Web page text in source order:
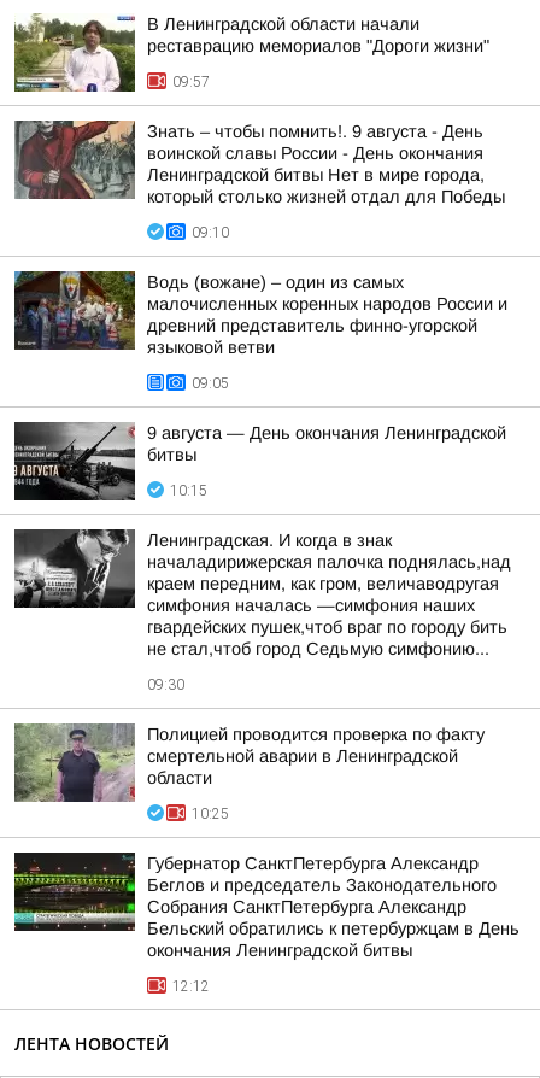
В Ленинградской области начали
реставрацию мемориалов "Дороги жизни"
09:57
Знать – чтобы помнить!. 9 августа - День
воинской славы России - День окончания
Ленинградской битвы Нет в мире города,
который столько жизней отдал для Победы
09:10
Водь (вожане) – один из самых
малочисленных коренных народов России и
древний представитель финно-угорской
языковой ветви
09:05
9 августа — День окончания Ленинградской
битвы
10:15
Ленинградская. И когда в знак
началадирижерская палочка поднялась,над
краем передним, как гром, величаводругая
симфония началась —симфония наших
гвардейских пушек,чтоб враг по городу бить
не стал,чтоб город Седьмую симфонию...
09:30
Полицией проводится проверка по факту
смертельной аварии в Ленинградской
области
10:25
Губернатор СанктПетербурга Александр
Беглов и председатель Законодательного
Собрания СанктПетербурга Александр
Бельский обратились к петербуржцам в День
окончания Ленинградской битвы
12:12
ЛЕНТА НОВОСТЕЙ